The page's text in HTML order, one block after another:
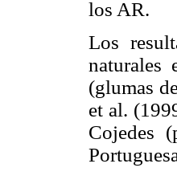
los AR.
Los
naturales
(glumas
et al.
Cojedes